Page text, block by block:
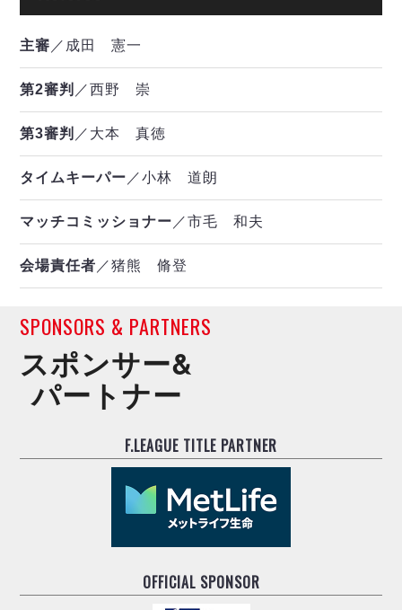
主審 ／成田 憲一
第2審判 ／西野 崇
第3審判 ／大本 真徳
タイムキーパー ／小林 道朗
マッチコミッショナー ／市毛 和夫
会場責任者 ／猪熊 脩登
SPONSORS & PARTNERS
スポンサー&
パートナー
F.LEAGUE TITLE PARTNER
OFFICIAL SPONSOR